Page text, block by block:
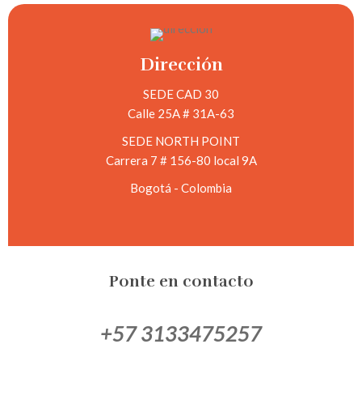
Dirección
SEDE CAD 30
Calle 25A # 31A-63
SEDE NORTH POINT
Carrera 7 # 156-80 local 9A
Bogotá - Colombia
Ponte en contacto
+57 3133475257